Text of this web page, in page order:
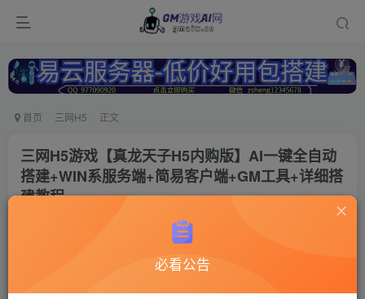
首页 三网H5 正文
三网H5游戏【真龙天子H5内购版】AI一键全自动
搭建+WIN系服务端+简易客户端+GM工具+详细搭
建教程
付费资源
必看公告